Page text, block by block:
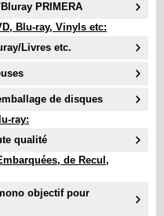
PRIMERA
Blu-ray, Vinyls etc:
Livres etc.
de disques
ray:
qualité
de Recul,
objectif pour